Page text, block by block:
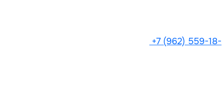
+7 (962) 559-18-